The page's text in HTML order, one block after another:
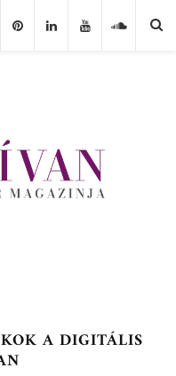
A DIGITÁLIS